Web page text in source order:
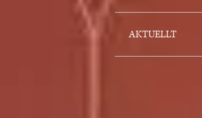
AKTUELLT